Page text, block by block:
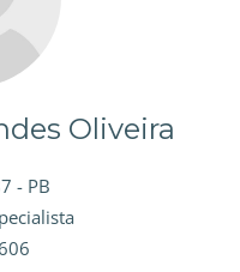
Oliveira
- PB